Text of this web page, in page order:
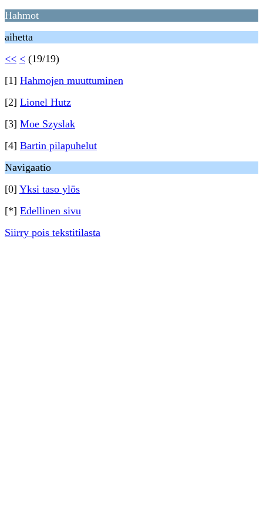
Hahmot
aihetta
<< < (19/19)
[1] Hahmojen muuttuminen
[2] Lionel Hutz
[3] Moe Szyslak
[4] Bartin pilapuhelut
Navigaatio
[0] Yksi taso ylös
[*] Edellinen sivu
Siirry pois tekstitilasta